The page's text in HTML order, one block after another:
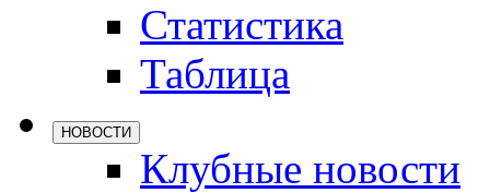
Статистика
Таблица
НОВОСТИ
Клубные новости